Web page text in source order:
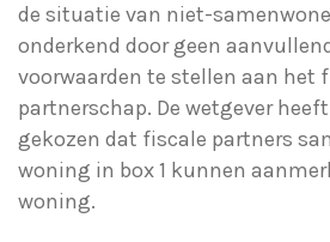
de situatie van niet-
onderkend door geen
voorwaarden te stellen aan het
partnerschap. De wetgever
gekozen dat fiscale partners
woning in box 1 kunnen
woning.